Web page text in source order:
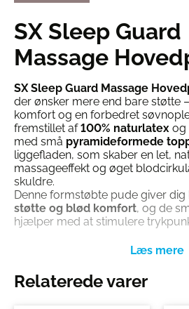
SX Sleep Guard
Massage
SX Sleep Guard Massage
der ønsker mere end bare støtte
komfort og en forbedret
fremstillet af100% naturlatex og
med små pyramideformede
liggefladen, som skaber en let,
massageeffekt og øget
skuldre.
Denne formstøbte pude giver dig
støtte og blød komfort, og de
hjælper med at stimulere
et åndbart
perfekt balance mellem
og luksus mod huden. Puden
Relaterede varer